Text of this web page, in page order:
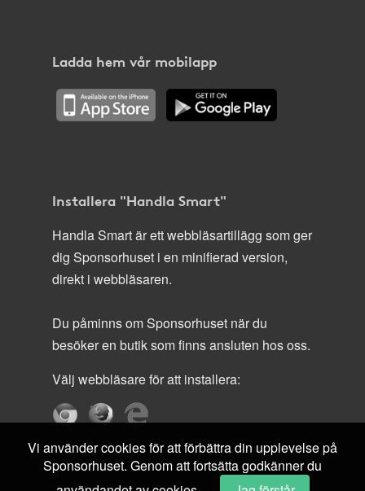
Ladda hem vår mobilapp
Installera "Handla Smart"
Handla Smart är ett webbläsartillägg som ger
dig Sponsorhuset i en minifierad version,
direkt i webbläsaren.
Du påminns om Sponsorhuset när du
besöker en butik som finns ansluten hos oss.
Välj webbläsare för att installera:
Vi använder cookies för att förbättra din upplevelse på
Sponsorhuset. Genom att fortsätta godkänner du